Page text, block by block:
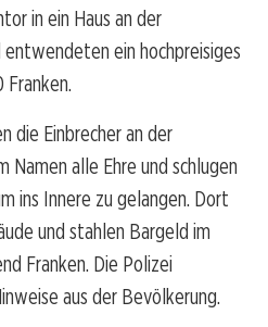
in ein Haus an der
ein hochpreisiges
die Einbrecher an der
Namen alle Ehre und schlugen
ins Innere zu gelangen. Dort
und stahlen Bargeld im
Franken. Die Polizei
aus der Bevölkerung.